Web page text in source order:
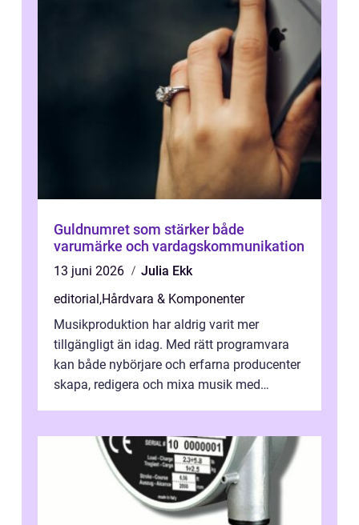
Guldnumret som stärker både
varumärke och vardagskommunikation
13 juni 2026
Julia Ekk
editorial ,Hårdvara & Komponenter
Musikproduktion har aldrig varit mer
tillgängligt än idag. Med rätt programvara
kan både nybörjare och erfarna producenter
skapa, redigera och mixa musik med